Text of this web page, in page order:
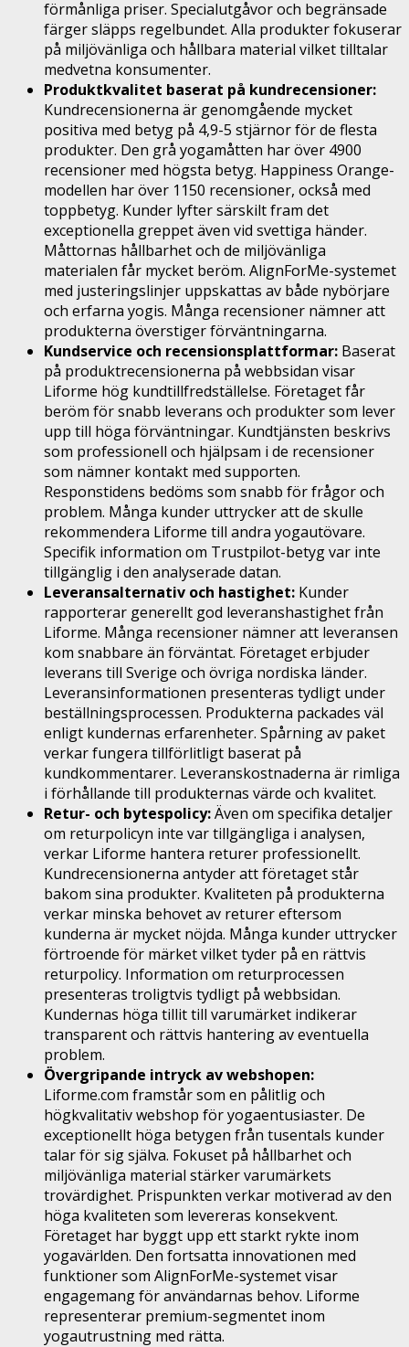
förmånliga priser. Specialutgåvor och begränsade
färger släpps regelbundet. Alla produkter fokuserar
på miljövänliga och hållbara material vilket tilltalar
medvetna konsumenter.
Produktkvalitet baserat på kundrecensioner:
Kundrecensionerna är genomgående mycket
positiva med betyg på 4,9-5 stjärnor för de flesta
produkter. Den grå yogamåtten har över 4900
recensioner med högsta betyg. Happiness Orange-
modellen har över 1150 recensioner, också med
toppbetyg. Kunder lyfter särskilt fram det
exceptionella greppet även vid svettiga händer.
Måttornas hållbarhet och de miljövänliga
materialen får mycket beröm. AlignForMe-systemet
med justeringslinjer uppskattas av både nybörjare
och erfarna yogis. Många recensioner nämner att
produkterna överstiger förväntningarna.
Kundservice och recensionsplattformar: Baserat
på produktrecensionerna på webbsidan visar
Liforme hög kundtillfredställelse. Företaget får
beröm för snabb leverans och produkter som lever
upp till höga förväntningar. Kundtjänsten beskrivs
som professionell och hjälpsam i de recensioner
som nämner kontakt med supporten.
Responstidens bedöms som snabb för frågor och
problem. Många kunder uttrycker att de skulle
rekommendera Liforme till andra yogautövare.
Specifik information om Trustpilot-betyg var inte
tillgänglig i den analyserade datan.
Leveransalternativ och hastighet: Kunder
rapporterar generellt god leveranshastighet från
Liforme. Många recensioner nämner att leveransen
kom snabbare än förväntat. Företaget erbjuder
leverans till Sverige och övriga nordiska länder.
Leveransinformationen presenteras tydligt under
beställningsprocessen. Produkterna packades väl
enligt kundernas erfarenheter. Spårning av paket
verkar fungera tillförlitligt baserat på
kundkommentarer. Leveranskostnaderna är rimliga
i förhållande till produkternas värde och kvalitet.
Retur- och bytespolicy:Även om specifika detaljer
om returpolicyn inte var tillgängliga i analysen,
verkar Liforme hantera returer professionellt.
Kundrecensionerna antyder att företaget står
bakom sina produkter. Kvaliteten på produkterna
verkar minska behovet av returer eftersom
kunderna är mycket nöjda. Många kunder uttrycker
förtroende för märket vilket tyder på en rättvis
returpolicy. Information om returprocessen
presenteras troligtvis tydligt på webbsidan.
Kundernas höga tillit till varumärket indikerar
transparent och rättvis hantering av eventuella
problem.
Övergripande intryck av webshopen:
Liforme.com framstår som en pålitlig och
högkvalitativ webshop för yogaentusiaster. De
exceptionellt höga betygen från tusentals kunder
talar för sig själva. Fokuset på hållbarhet och
miljövänliga material stärker varumärkets
trovärdighet. Prispunkten verkar motiverad av den
höga kvaliteten som levereras konsekvent.
Företaget har byggt upp ett starkt rykte inom
yogavärlden. Den fortsatta innovationen med
funktioner som AlignForMe-systemet visar
engagemang för användarnas behov. Liforme
representerar premium-segmentet inom
yogautrustning med rätta.